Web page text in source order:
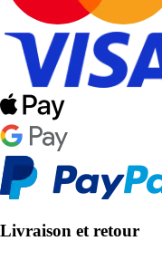
Livraison et retour